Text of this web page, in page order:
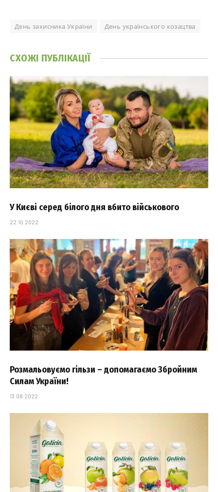
День захисника України День українського козацтва
СХОЖІ ПУБЛІКАЦІЇ
У Києві серед білого дня вбито військового
22.10.2022
Розмальовуємо гільзи – допомагаємо Збройним
Силам України!
13.08.2022